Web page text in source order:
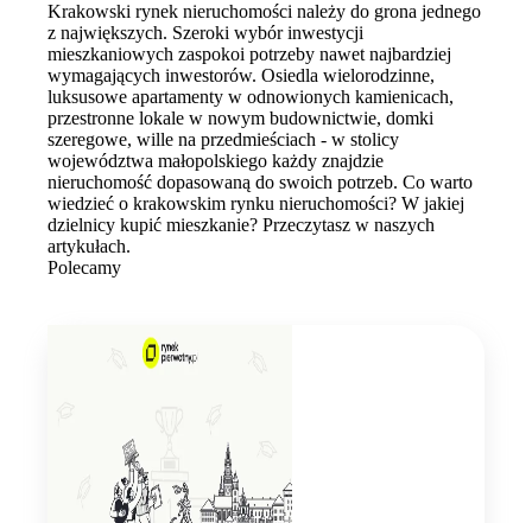
Krakowski rynek nieruchomości należy do grona jednego
z największych. Szeroki wybór inwestycji
mieszkaniowych zaspokoi potrzeby nawet najbardziej
wymagających inwestorów. Osiedla wielorodzinne,
luksusowe apartamenty w odnowionych kamienicach,
przestronne lokale w nowym budownictwie, domki
szeregowe, wille na przedmieściach - w stolicy
województwa małopolskiego każdy znajdzie
nieruchomość dopasowaną do swoich potrzeb. Co warto
wiedzieć o krakowskim rynku nieruchomości? W jakiej
dzielnicy kupić mieszkanie? Przeczytasz w naszych
artykułach.
Polecamy